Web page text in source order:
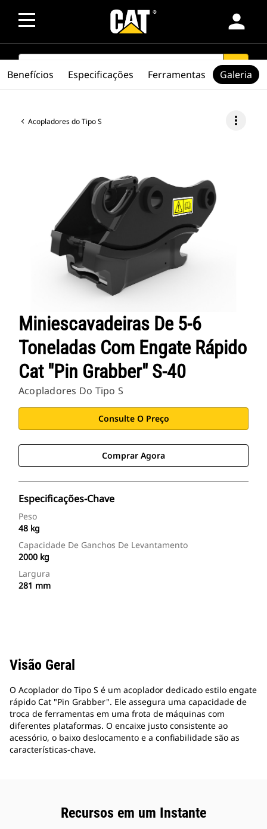
person
SEARCH search
Acopladores do Tipo S more_vert
Miniescavadeiras De 5-6
Toneladas Com Engate Rápido
Cat "Pin Grabber" S-40
Acopladores Do Tipo S
Consulte O Preço
Comprar Agora
Especificações-Chave
Peso
48 kg
Capacidade De Ganchos De Levantamento
2000 kg
Largura
281 mm
Benefícios Especificações Ferramentas Galeria
Visão Geral
O Acoplador do Tipo S é um acoplador dedicado estilo engate
rápido Cat "Pin Grabber". Ele assegura uma capacidade de
troca de ferramentas em uma frota de máquinas com
diferentes plataformas. O encaixe justo consistente ao
acessório, o baixo deslocamento e a confiabilidade são as
características-chave.
Recursos em um Instante